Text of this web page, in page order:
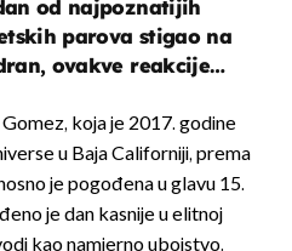
od najpoznatijih
parova stigao na
ovakve reakcije
Gomez, koja je 2017. godine
u Baja Californiji, prema
je pogođena u glavu 15.
je dan kasnije u elitnoj
kao namjerno ubojstvo.